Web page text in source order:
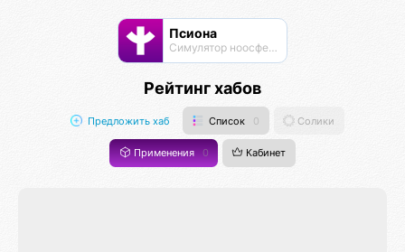
Псиона
Cимулятор ноосферы
Рейтинг хабов
Предложить хаб Список 0 Солики
Применения 0 Кабинет